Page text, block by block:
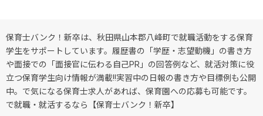
保育士バンク！新卒は、秋田県山本郡八峰町で就職活動をする保育
学生をサポートしています。履歴書の「学歴・志望動機」の書き方
や面接での「面接官に伝わる自己PR」の回答例など、就活対策に役
立つ保育学生向け情報が満載!!実習中の日報の書き方や目標例も公開
中。で気になる保育士求人があれば、保育園への応募も可能です。
で就職・就活するなら【保育士バンク！新卒】